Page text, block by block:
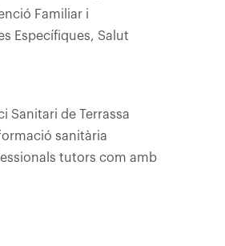
Familiar i
Específiques, Salut
Sanitari de Terrassa
sanitària
tutors com amb